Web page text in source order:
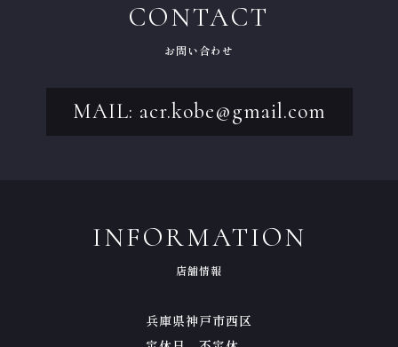
CONTACT
お問い合わせ
MAIL: acr.kobe@gmail.com
INFORMATION
店舗情報
兵庫県神戸市西区